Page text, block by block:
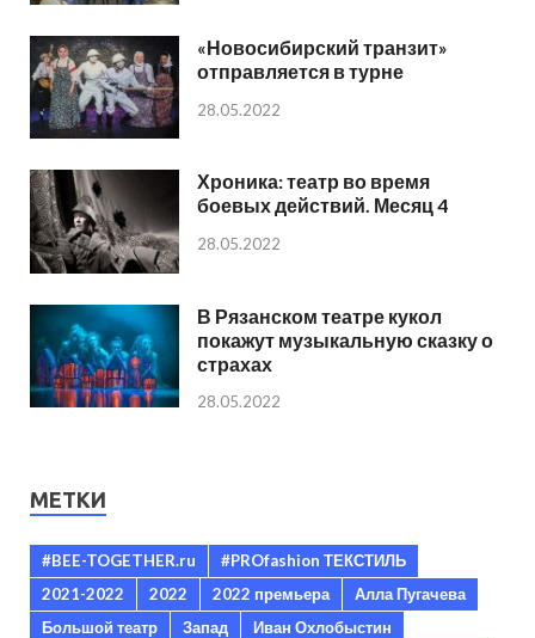
«Новосибирский транзит»
отправляется в турне
28.05.2022
Хроника: театр во время
боевых действий. Месяц 4
28.05.2022
В Рязанском театре кукол
покажут музыкальную сказку о
страхах
28.05.2022
МЕТКИ
#BEE-TOGETHER.ru
#PROfashion ТЕКСТИЛЬ
2021-2022
2022 2022 премьера
Алла Пугачева
Большой театр
Запад
Иван Охлобыстин